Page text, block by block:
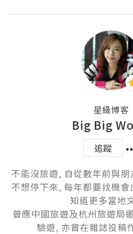
星級博客
Big Big
追蹤
不能沒旅遊, 自從數年前與
不想停下來, 每年都要找機
知道更多當地
曾應中國旅遊及杭州旅遊局
驗遊, 亦曾在雜誌投稿